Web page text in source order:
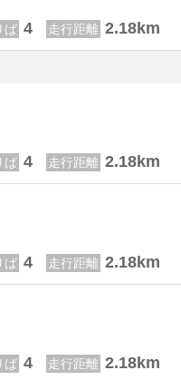
ば 4 走行距離 2.18km
ば 4 走行距離 2.18km
ん
ば 4 走行距離 2.18km
ん
ば 4 走行距離 2.18km